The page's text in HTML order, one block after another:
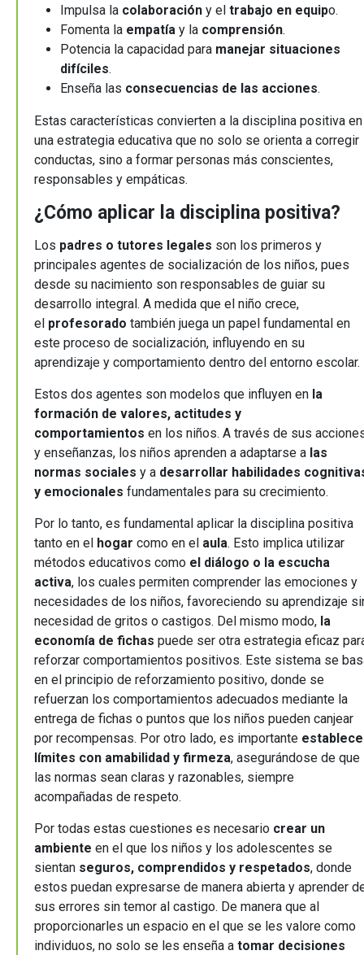
Impulsa la colaboración y el trabajo en equipo.
Fomenta la empatía y la comprensión.
Potencia la capacidad para manejar situaciones
difíciles.
Enseña las consecuencias de las acciones.
Estas características convierten a la disciplina positiva en
una estrategia educativa que no solo se orienta a corregir
conductas, sino a formar personas más conscientes,
responsables y empáticas.
¿Cómo aplicar la disciplina positiva?
Los padres o tutores legales son los primeros y
principales agentes de socialización de los niños, pues
desde su nacimiento son responsables de guiar su
desarrollo integral. A medida que el niño crece,
el profesorado también juega un papel fundamental en
este proceso de socialización, influyendo en su
aprendizaje y comportamiento dentro del entorno escolar.
Estos dos agentes son modelos que influyen en la
formación de valores, actitudes y
comportamientos en los niños. A través de sus
y enseñanzas, los niños aprenden a adaptarse a las
normas sociales y a desarrollar habilidades
y emocionales fundamentales para su crecimiento.
Por lo tanto, es fundamental aplicar la disciplina positiva
tanto en el hogar como en el aula. Esto implica utilizar
métodos educativos como el diálogo o la escucha
activa, los cuales permiten comprender las emociones y
necesidades de los niños, favoreciendo su aprendizaje
necesidad de gritos o castigos. Del mismo modo, la
economía de fichas puede ser otra estrategia eficaz
reforzar comportamientos positivos. Este sistema se
en el principio de reforzamiento positivo, donde se
refuerzan los comportamientos adecuados mediante la
entrega de fichas o puntos que los niños pueden canjear
por recompensas. Por otro lado, es importante
límites con amabilidad y firmeza, asegurándose de que
las normas sean claras y razonables, siempre
acompañadas de respeto.
Por todas estas cuestiones es necesario crear un
ambiente en el que los niños y los adolescentes se
sientan seguros, comprendidos y respetados, donde
estos puedan expresarse de manera abierta y aprender
sus errores sin temor al castigo. De manera que al
proporcionarles un espacio en el que se les valore como
individuos, no solo se les enseña a tomar decisiones